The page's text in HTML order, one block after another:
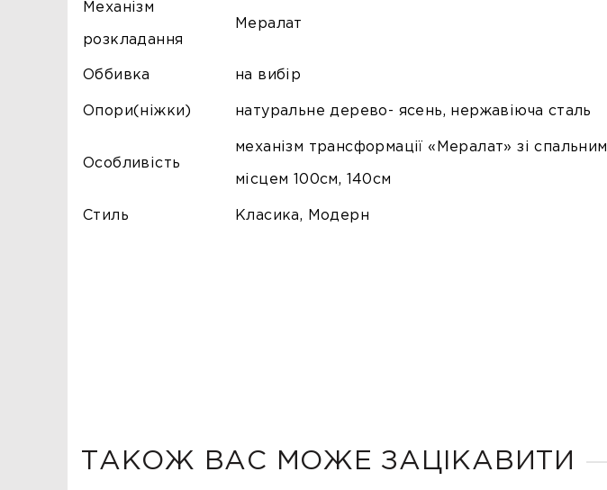
Механізм
розкладання
Мералат
Оббивка на вибір
Опори(ніжки) натуральне дерево- ясень, нержавіюча сталь
Особливість
механізм трансформації «Мералат» зі спальним
місцем 100см, 140см
Стиль Класика, Модерн
ТАКОЖ ВАС МОЖЕ ЗАЦІКАВИТИ